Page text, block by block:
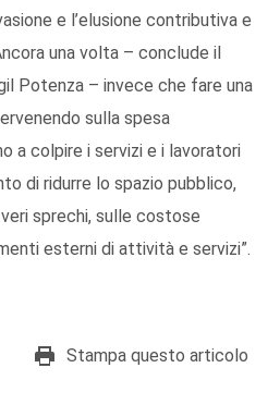
e l’elusione contributiva e
una volta – conclude il
Potenza – invece che fare una
sulla spesa
a colpire i servizi e i lavoratori
di ridurre lo spazio pubblico,
sprechi, sulle costose
esterni di attività e servizi”.
Stampa questo articolo